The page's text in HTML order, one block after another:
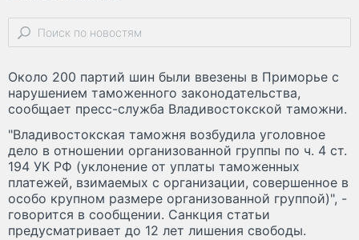
Около 200 партий шин были ввезены в Приморье с
нарушением таможенного законодательства,
сообщает пресс-служба Владивостокской таможни.
"Владивостокская таможня возбудила уголовное
дело в отношении организованной группы по ч. 4 ст.
194 УК РФ (уклонение от уплаты таможенных
платежей, взимаемых с организации, совершенное в
особо крупном размере организованной группой)", -
говорится в сообщении. Санкция статьи
предусматривает до 12 лет лишения свободы.